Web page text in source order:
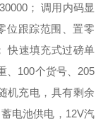
；调用内码显
位跟踪范围、置零
快速填充式过磅单
、100个货号、205
机充电，具有剩余
电池供电，12V汽